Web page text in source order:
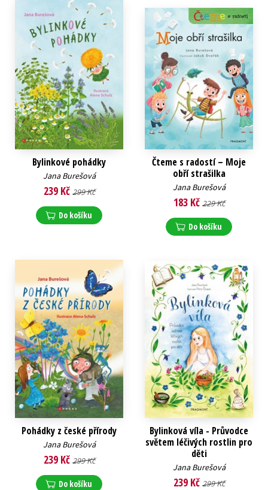
Bylinkové pohádky
Jana Burešová
239 Kč 299 Kč
Do košíku
Čteme s radostí – Moje
obří strašilka
Jana Burešová
183 Kč 229 Kč
Do košíku
Pohádky z české přírody
Jana Burešová
239 Kč 299 Kč
Do košíku
Bylinková víla - Průvodce
světem léčivých rostlin pro
děti
Jana Burešová
239 Kč 299 Kč